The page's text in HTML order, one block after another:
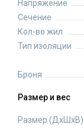
Напряжение
Сечение
Кол-во жил
Тип изоляции
Броня
Размер и вес
Размер (ДхШхВ)